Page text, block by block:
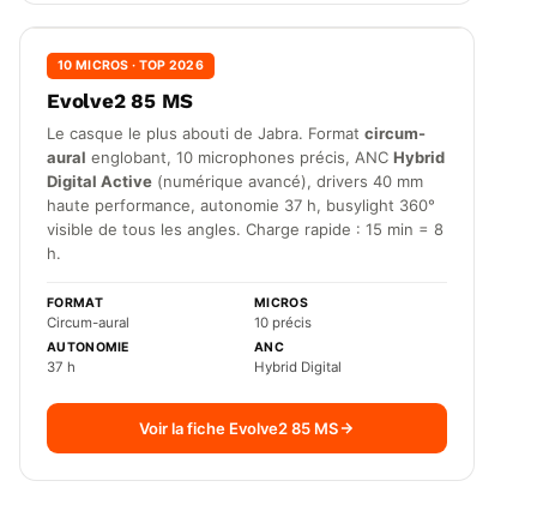
10 MICROS · TOP 2026
Evolve2 85 MS
Le casque le plus abouti de Jabra. Format circum-
aural englobant, 10 microphones précis, ANC Hybrid
Digital Active (numérique avancé), drivers 40 mm
haute performance, autonomie 37 h, busylight 360°
visible de tous les angles. Charge rapide : 15 min = 8
h.
FORMAT
Circum-aural
MICROS
10 précis
AUTONOMIE
37 h
ANC
Hybrid Digital
Voir la fiche Evolve2 85 MS